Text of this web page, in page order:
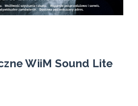
WiiM Sound Lite